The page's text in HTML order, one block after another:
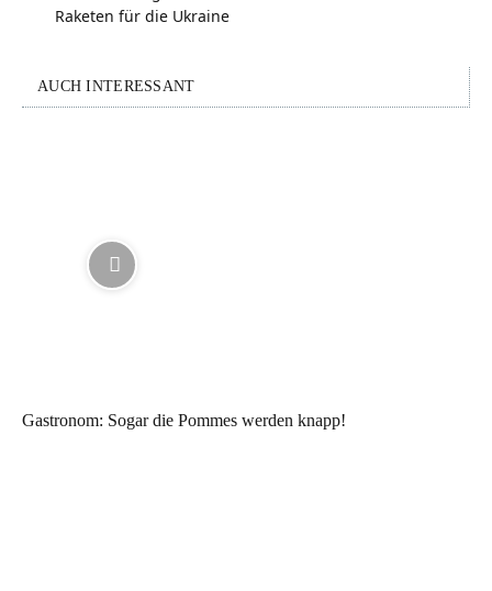
Raketen für die Ukraine
AUCH INTERESSANT
Gastronom: Sogar die Pommes werden knapp!